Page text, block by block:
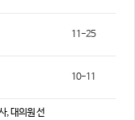
11-25
10-11
, 대의원 선